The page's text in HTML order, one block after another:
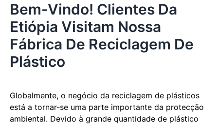
Bem-Vindo! Clientes Da
Etiópia Visitam Nossa
Fábrica De Reciclagem De
Plástico
Globalmente, o negócio da reciclagem de plásticos
está a tornar-se uma parte importante da protecção
ambiental. Devido à grande quantidade de plástico